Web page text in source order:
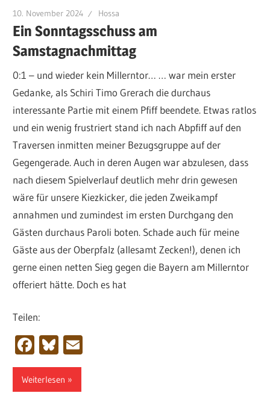
10. November 2024 Hossa
Ein Sonntagsschuss am
Samstagnachmittag
0:1 – und wieder kein Millerntor… … war mein erster
Gedanke, als Schiri Timo Grerach die durchaus
interessante Partie mit einem Pfiff beendete. Etwas ratlos
und ein wenig frustriert stand ich nach Abpfiff auf den
Traversen inmitten meiner Bezugsgruppe auf der
Gegengerade. Auch in deren Augen war abzulesen, dass
nach diesem Spielverlauf deutlich mehr drin gewesen
wäre für unsere Kiezkicker, die jeden Zweikampf
annahmen und zumindest im ersten Durchgang den
Gästen durchaus Paroli boten. Schade auch für meine
Gäste aus der Oberpfalz (allesamt Zecken!), denen ich
gerne einen netten Sieg gegen die Bayern am Millerntor
offeriert hätte. Doch es hat
Teilen:
Facebook
Bluesky
Weiterlesen